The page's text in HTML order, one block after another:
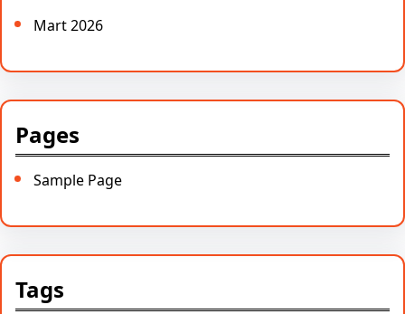
Mart 2026
Pages
Sample Page
Tags